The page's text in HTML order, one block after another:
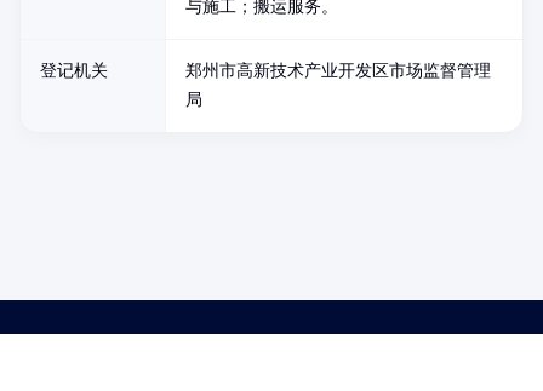
与施工；搬运服务。
登记机关
郑州市高新技术产业开发区市场监督管理
局